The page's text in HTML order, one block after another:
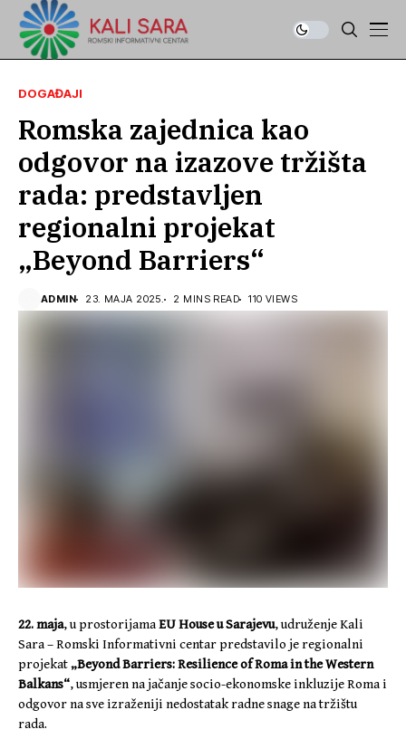
DOGAĐAJI
Romska zajednica kao
odgovor na izazove tržišta
rada: predstavljen
regionalni projekat
„Beyond Barriers“
ADMIN 23. MAJA 2025. 2 MINS READ 110 VIEWS
22. maja, u prostorijamaEU House u Sarajevu, udruženje Kali
Sara – Romski Informativni centar predstavilo je regionalni
projekat„Beyond Barriers: Resilience of Roma in the Western
Balkans“, usmjeren na jačanje socio-ekonomske inkluzije Roma i
odgovor na sve izraženiji nedostatak radne snage na tržištu
rada.